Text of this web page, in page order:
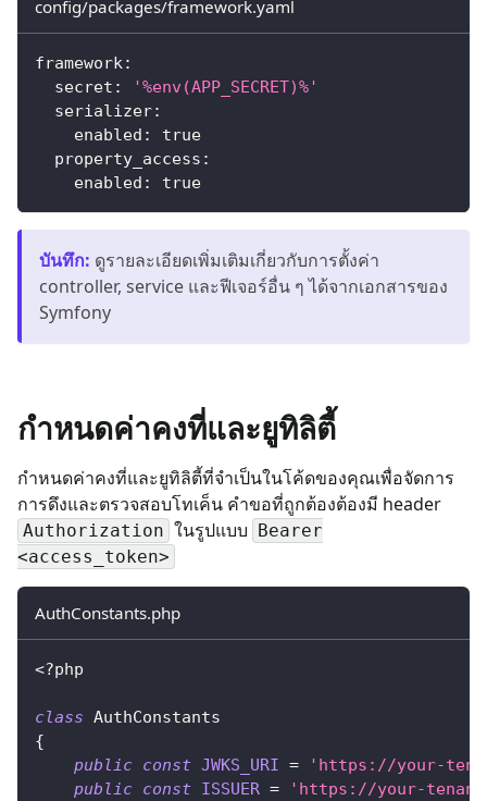
config/packages/framework.yaml
framework :
secret :
'%env(APP_SECRET)%'
serializer:
enabled :
true
property_access :
enabled : true
บันทึก: ดูรายละเอียดเพิ่มเติมเกี่ยวกับการตั้งค่า
controller, service และฟีเจอร์อื่น ๆ ได้จากเอกสารของ
Symfony
กำหนดค่าคงที่และยูทิลิตี้
กำหนดค่าคงที่และยูทิลิตี้ที่จำเป็นในโค้ดของคุณเพื่อจัดการ
การดึงและตรวจสอบโทเค็น คำขอที่ถูกต้องต้องมี header
Authorization ในรูปแบบ
Bearer
<access_token>
AuthConstants.php
<?php
class AuthConstants
{
public const JWKS_URI =
'https://your-
public const ISSUER =
'https://your-